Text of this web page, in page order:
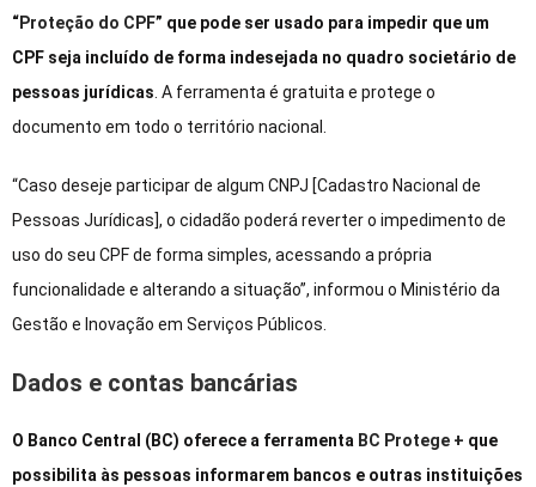
“Proteção do CPF” que pode ser usado para impedir que um
CPF seja incluído de forma indesejada no quadro societário de
pessoas jurídicas. A ferramenta é gratuita e protege o
documento em todo o território nacional.
“Caso deseje participar de algum CNPJ [Cadastro Nacional de
Pessoas Jurídicas], o cidadão poderá reverter o impedimento de
uso do seu CPF de forma simples, acessando a própria
funcionalidade e alterando a situação”, informou o Ministério da
Gestão e Inovação em Serviços Públicos.
Dados e contas bancárias
O Banco Central (BC) oferece a ferramenta BC Protege + que
possibilita às pessoas informarem bancos e outras instituições